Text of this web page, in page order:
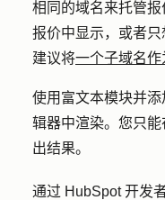
相同的域名来托管
报价中显示，或者只
建议将一个子域名
使用富文本模块并添
辑器中渲染。您只
出结果。
通过 HubSpot 开发